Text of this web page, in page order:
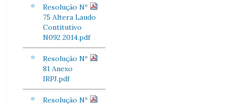
Resolução Nº
75 Altera Laudo
Contitutivo
N092 2014.pdf
Resolução Nº
81 Anexo
IRPJ.pdf
Resolução Nº